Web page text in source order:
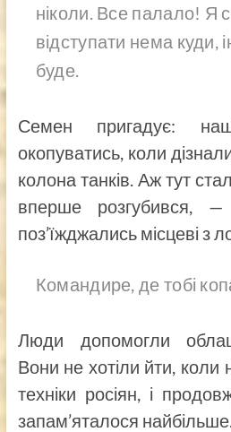
ніколи. Все палало! Я
відступати нема куди,
буде.
Семен пригадує:
окопуватись, коли
колона танків. Аж тут
вперше розгубився,
поз’їжджались місцеві з
Командире, де тобі
Люди допомогли
Вони не хотіли йти, коли
техніки росіян, і
запам’яталося